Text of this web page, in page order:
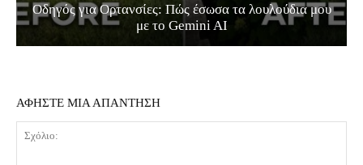
Οδηγός για Ορτανσίες: Πώς έσωσα τα λουλούδια μου
με το Gemini AI
ΑΦΗΣΤΕ ΜΙΑ ΑΠΑΝΤΗΣΗ